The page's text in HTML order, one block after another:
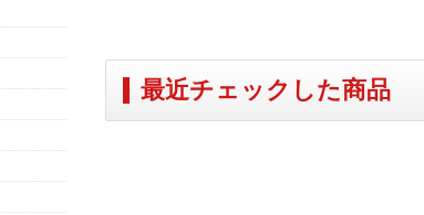
最近チェックした商品